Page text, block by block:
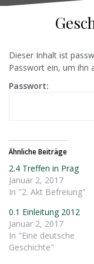
Dieser Inhalt ist
Passwort ein, um ihn
Passwort:
Ähnliche Beiträge
2.4 Treffen in Prag
Januar 2, 2017
In "2. Akt Befreiung"
0.1 Einleitung 2012
Januar 2, 2017
In "Eine deutsche
Geschichte"